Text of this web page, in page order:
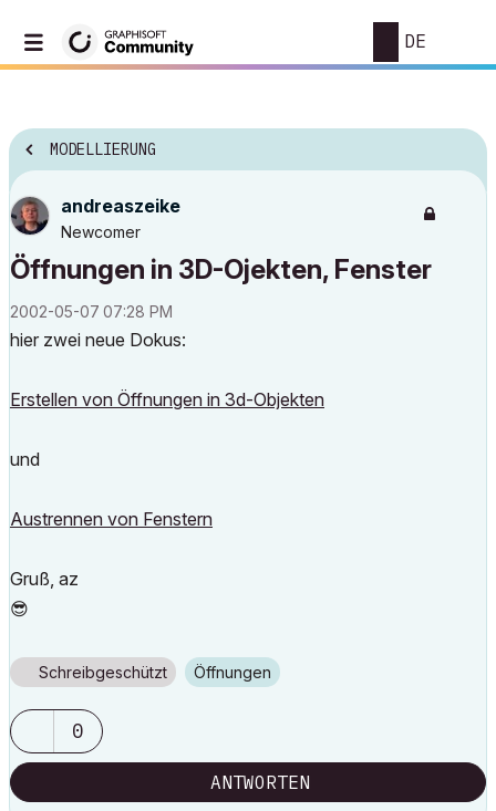
DE
MODELLIERUNG
andreaszeike
Newcomer
Öffnungen in 3D-Ojekten, Fenster
‎2002-05-07 07:28 PM
hier zwei neue Dokus:
Erstellen von Öffnungen in 3d-Objekten
und
Austrennen von Fenstern
Gruß, az
😎
Schreibgeschützt Öffnungen
0
ANTWORTEN